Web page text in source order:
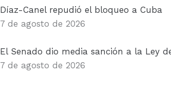
Díaz-Canel repudió el bloqueo a Cuba
7 de agosto de 2026
El Senado dio media sanción a la Ley
7 de agosto de 2026